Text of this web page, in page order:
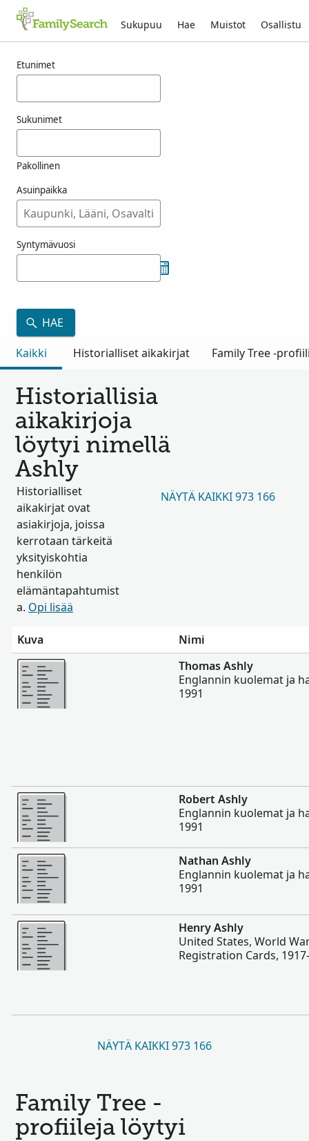
Sukupuu Hae Muistot Osallistu
Etunimet
Sukunimet
Pakollinen
Asuinpaikka
Syntymävuosi
HAE
Kaikki
Historialliset aikakirjat Family Tree -
Historiallisia
aikakirjoja
löytyi nimellä
Ashly
Historialliset
aikakirjat ovat
asiakirjoja, joissa
kerrotaan tärkeitä
yksityiskohtia
henkilön
elämäntapahtumist
a. Opi lisää
NÄYTÄ KAIKKI 973 166
Kuva
Nimi
Enemmän
Thomas Ashly
Englannin kuolemat ja
1991
Enemmän
Robert Ashly
Englannin kuolemat ja
1991
Enemmän
Nathan Ashly
Englannin kuolemat ja
1991
Enemmän
Henry Ashly
United States, World
Registration Cards,
NÄYTÄ KAIKKI 973 166
Family Tree -
profiileja löytyi